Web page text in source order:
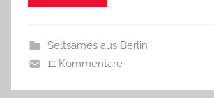
Seltsames aus Berlin
11 Kommentare